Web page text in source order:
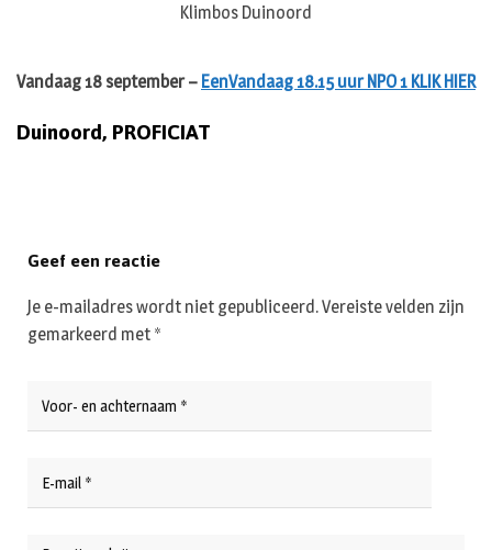
Klimbos Duinoord
Vandaag 18 september – EenVandaag 18.15 uur NPO 1 KLIK HIER
Duinoord, PROFICIAT
Geef een reactie
Je e-mailadres wordt niet gepubliceerd.Vereiste velden zijn
gemarkeerd met *